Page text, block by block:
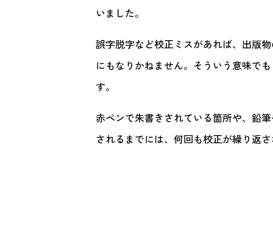
いました。
誤字脱字など校正ミスがあれば、出版
にもなりかねません。そういう意味で
す。
赤ペンで朱書きされている箇所や、鉛
されるまでには、何回も校正が繰り返